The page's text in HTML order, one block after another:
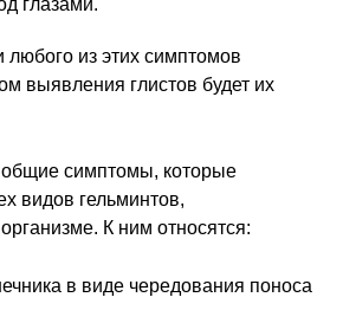
любого из этих симптомов
выявления глистов будет их
симптомы, которые
видов гельминтов,
К ним относятся:
в виде чередования поноса